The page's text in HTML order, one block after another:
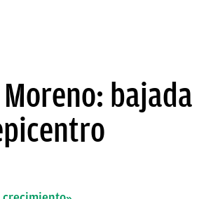
bajada